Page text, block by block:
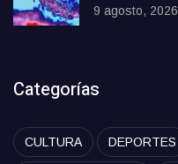
9 agosto, 2026
Categorías
CULTURA DEPORTES